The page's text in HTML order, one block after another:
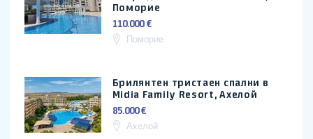
Поморие
110.000 €
Поморие
Брилянтен тристаен спални в
Midia Family Resort, Ахелой
85.000 €
Ахелой